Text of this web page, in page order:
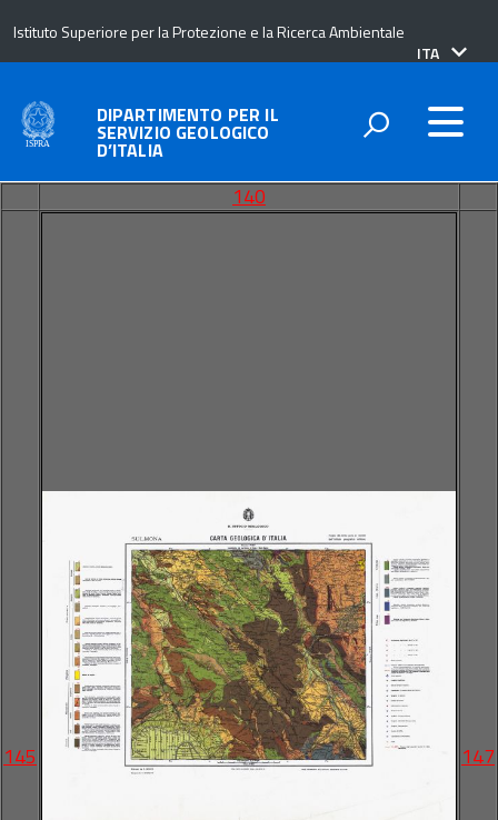
Istituto Superiore per la Protezione e la Ricerca Ambientale
lingua
ITA
DIPARTIMENTO PER IL
SERVIZIO GEOLOGICO
D’ITALIA
140
145 147